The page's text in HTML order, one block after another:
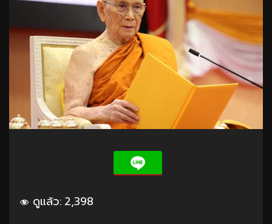
ดูแล้ว: 2,398